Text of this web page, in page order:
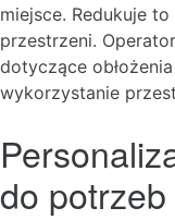
miejsce. Redukuje
przestrzeni.
dotyczące
wykorzystanie
do potrzeb